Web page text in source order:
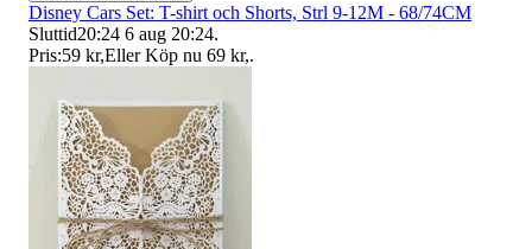
Disney Cars Set: T-shirt och Shorts, Strl 9-12M - 68/74CM
Sluttid20:24 6 aug 20:24.
Pris:59 kr,Eller Köp nu 69 kr,.